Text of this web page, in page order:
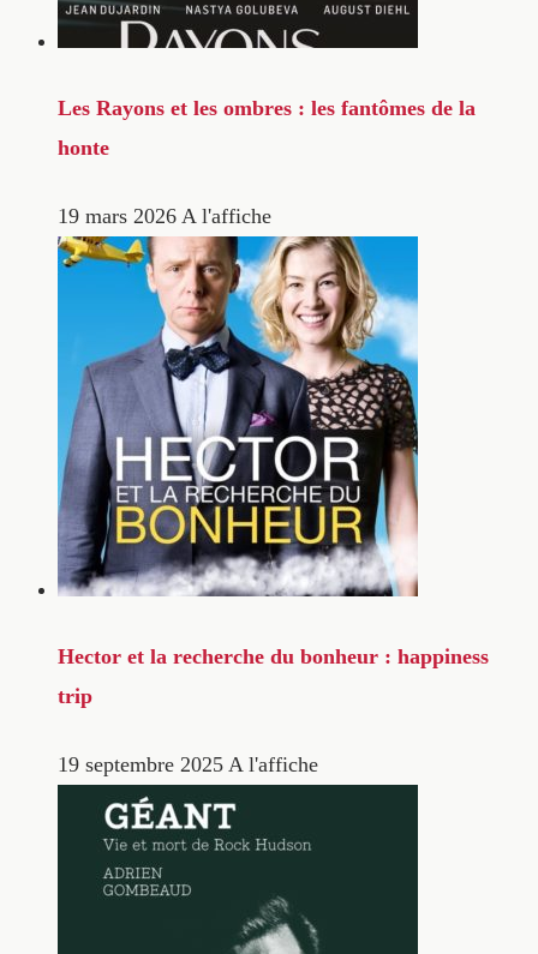
Les Rayons et les ombres : les fantômes de la
honte
19 mars 2026 A l'affiche
Hector et la recherche du bonheur : happiness
trip
19 septembre 2025 A l'affiche